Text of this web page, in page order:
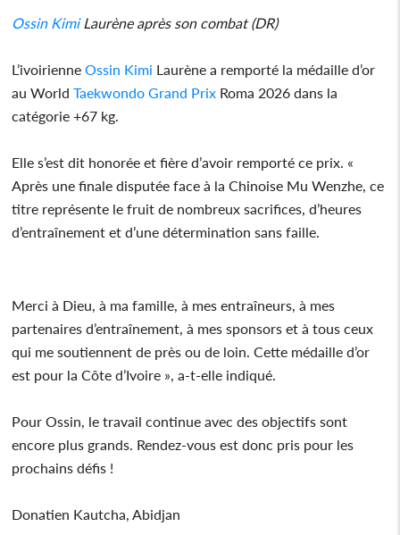
Ossin KimiLaurène après son combat (DR)
L’ivoirienneOssin Kimi Laurène a remporté la médaille d’or
au WorldTaekwondo Grand Prix Roma 2026 dans la
catégorie +67 kg.
Elle s’est dit honorée et fière d’avoir remporté ce prix. «
Après une finale disputée face à la Chinoise Mu Wenzhe, ce
titre représente le fruit de nombreux sacrifices, d’heures
d’entraînement et d’une détermination sans faille.
Merci à Dieu, à ma famille, à mes entraîneurs, à mes
partenaires d’entraînement, à mes sponsors et à tous ceux
qui me soutiennent de près ou de loin. Cette médaille d’or
est pour la Côte d’Ivoire », a-t-elle indiqué.
Pour Ossin, le travail continue avec des objectifs sont
encore plus grands. Rendez-vous est donc pris pour les
prochains défis !
Donatien Kautcha, Abidjan